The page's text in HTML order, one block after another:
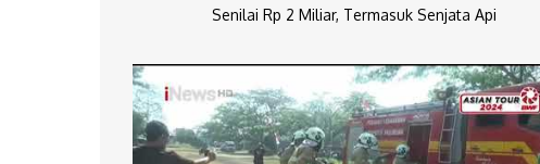
Senilai Rp 2 Miliar, Termasuk Senjata Api